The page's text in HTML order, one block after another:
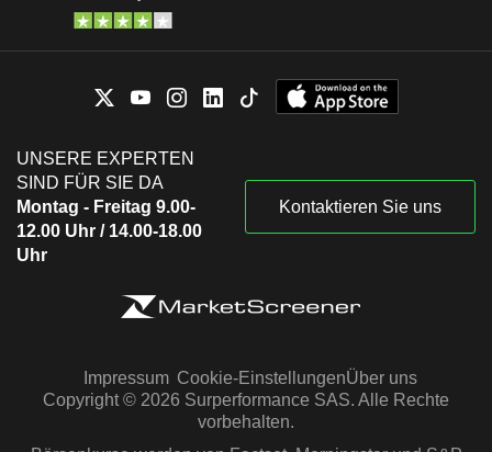
UNSERE EXPERTEN
SIND FÜR SIE DA
Montag - Freitag 9.00-
12.00 Uhr / 14.00-18.00
Uhr
Kontaktieren Sie uns
Impressum Cookie-EinstellungenÜber uns
Copyright © 2026 Surperformance SAS. Alle Rechte
vorbehalten.